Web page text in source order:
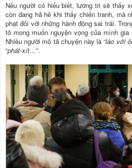
Nếu người có hiểu biết, lương tri sẽ thấy
còn đang hả hê khi thấy chiến tranh, mà
phạt đối với những hành động sai trái.
tỏ mong muốn nguyện vọng của mình
Nhiều người mô tả chuyện này là “láo với
“phát-xít…”.